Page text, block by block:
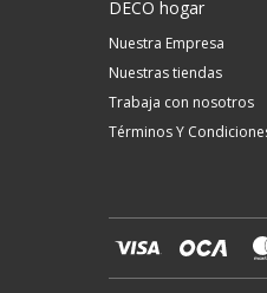
DECO hogar
Nuestra Empresa
Nuestras tiendas
Trabaja con nosotros
Términos Y